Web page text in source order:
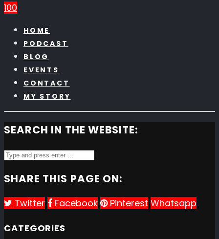
100
HOME
PODCAST
BLOG
EVENTS
CONTACT
MY STORY
SEARCH IN THE WEBSITE:
SHARE THIS PAGE ON:
Twitter Facebook Pinterest Whatsapp
CATEGORIES